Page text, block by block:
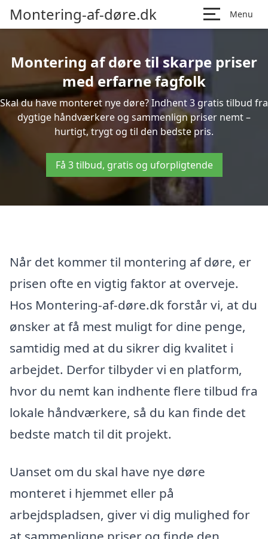
Montering-af-døre.dk Menu
Montering af døre til skarpe priser
med erfarne fagfolk
Skal du have monteret nye døre? Indhent 3 gratis tilbud fra
dygtige håndværkere og sammenlign priser nemt –
hurtigt, trygt og til den bedste pris.
Få 3 tilbud, gratis og uforpligtende
Når det kommer til montering af døre, er
prisen ofte en vigtig faktor at overveje.
Hos Montering-af-døre.dk forstår vi, at du
ønsker at få mest muligt for dine penge,
samtidig med at du sikrer dig kvalitet i
arbejdet. Derfor tilbyder vi en platform,
hvor du nemt kan indhente flere tilbud fra
lokale håndværkere, så du kan finde det
bedste match til dit projekt.
Uanset om du skal have nye døre
monteret i hjemmet eller på
arbejdspladsen, giver vi dig mulighed for